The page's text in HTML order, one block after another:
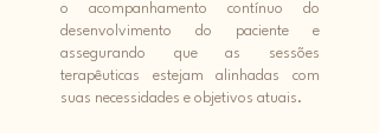
o acompanhamento contínuo do
desenvolvimento do paciente e
assegurando que as sessões
terapêuticas estejam alinhadas com
suas necessidades e objetivos atuais.